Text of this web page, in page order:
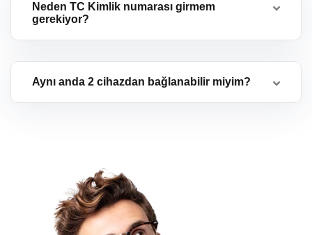
Neden TC Kimlik numarası girmem
gerekiyor?
Aynı anda 2 cihazdan bağlanabilir miyim?